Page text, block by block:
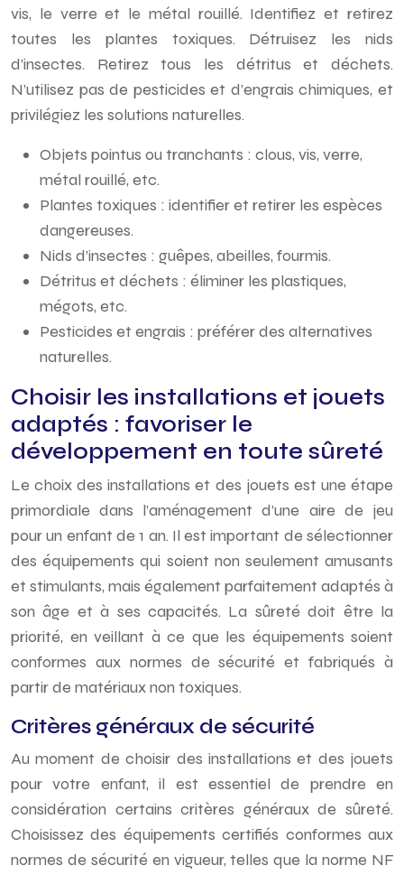
vis, le verre et le métal rouillé. Identifiez et retirez
toutes les plantes toxiques. Détruisez les nids
d’insectes. Retirez tous les détritus et déchets.
N’utilisez pas de pesticides et d’engrais chimiques, et
privilégiez les solutions naturelles.
Objets pointus ou tranchants : clous, vis, verre,
métal rouillé, etc.
Plantes toxiques : identifier et retirer les espèces
dangereuses.
Nids d’insectes : guêpes, abeilles, fourmis.
Détritus et déchets : éliminer les plastiques,
mégots, etc.
Pesticides et engrais : préférer des alternatives
naturelles.
Choisir les installations et jouets
adaptés : favoriser le
développement en toute sûreté
Le choix des installations et des jouets est une étape
primordiale dans l’aménagement d’une aire de jeu
pour un enfant de 1 an. Il est important de sélectionner
des équipements qui soient non seulement amusants
et stimulants, mais également parfaitement adaptés à
son âge et à ses capacités. La sûreté doit être la
priorité, en veillant à ce que les équipements soient
conformes aux normes de sécurité et fabriqués à
partir de matériaux non toxiques.
Critères généraux de sécurité
Au moment de choisir des installations et des jouets
pour votre enfant, il est essentiel de prendre en
considération certains critères généraux de sûreté.
Choisissez des équipements certifiés conformes aux
normes de sécurité en vigueur, telles que la norme NF